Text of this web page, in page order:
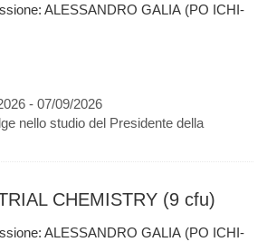
ALESSANDRO GALIA (PO ICHI-
- 07/09/2026
nello studio del Presidente della
CHEMISTRY (9 cfu)
ALESSANDRO GALIA (PO ICHI-